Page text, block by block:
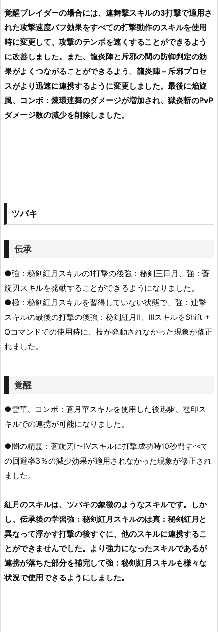
覚醒ブレイダーの場合には、連舞撃スキルの3打撃で適用さ
れた攻撃速度バフ効果をすべての打撃動作のスキルを使用
時に変更して、攻撃のテンポを速くすることができるよう
に改善しました。また、龍炎陣と斥邪の間の防御判定の効
果がよくつながることができるよう、龍炎陣 – 斥邪プロセ
スがより迅速に連携するように変更しました。最後に焔旋
風、コンボ：煉環連舞のダメージが増加され、獄炎斬のPvP
ダメージ数の減少を削除しました。
ツバキ
伝承
●強：秘剣紅月スキルの1打撃の後強：秘剣三日月、強：蒼
旋刃スキルを発動することができるようになりました。
●極：秘剣紅月スキルを習得していない状態で、強：連撃
スキルの最後の打撃の後強：秘剣紅月II、IIIスキルをShift +
Qコマンドでの使用時に、技が発動されなかった現象が修正
れました。
覚醒
●雪華、コンボ：蒼月華スキルを使用した後迅駆、雹印ス
キルでの連携が可能になりました。
●闇の精霊：蒼旋刃I〜IVスキルに打撃成功時10秒間すべて
の回避率3％の減少効果が適用されなかった現象が修正され
ました。
紅月のスキルは、ツバキの象徴のようなスキルです。しか
し、伝承後の学習強：秘剣紅月スキルのは真：秘剣紅月と
異なって浮かす打撃の後すぐに、他のスキルに連携するこ
とができませんでした。より強力になったスキルであるが
連携が落ちた部分を補完して強：秘剣紅月スキルも様々な
状況で使用できるようにしました。